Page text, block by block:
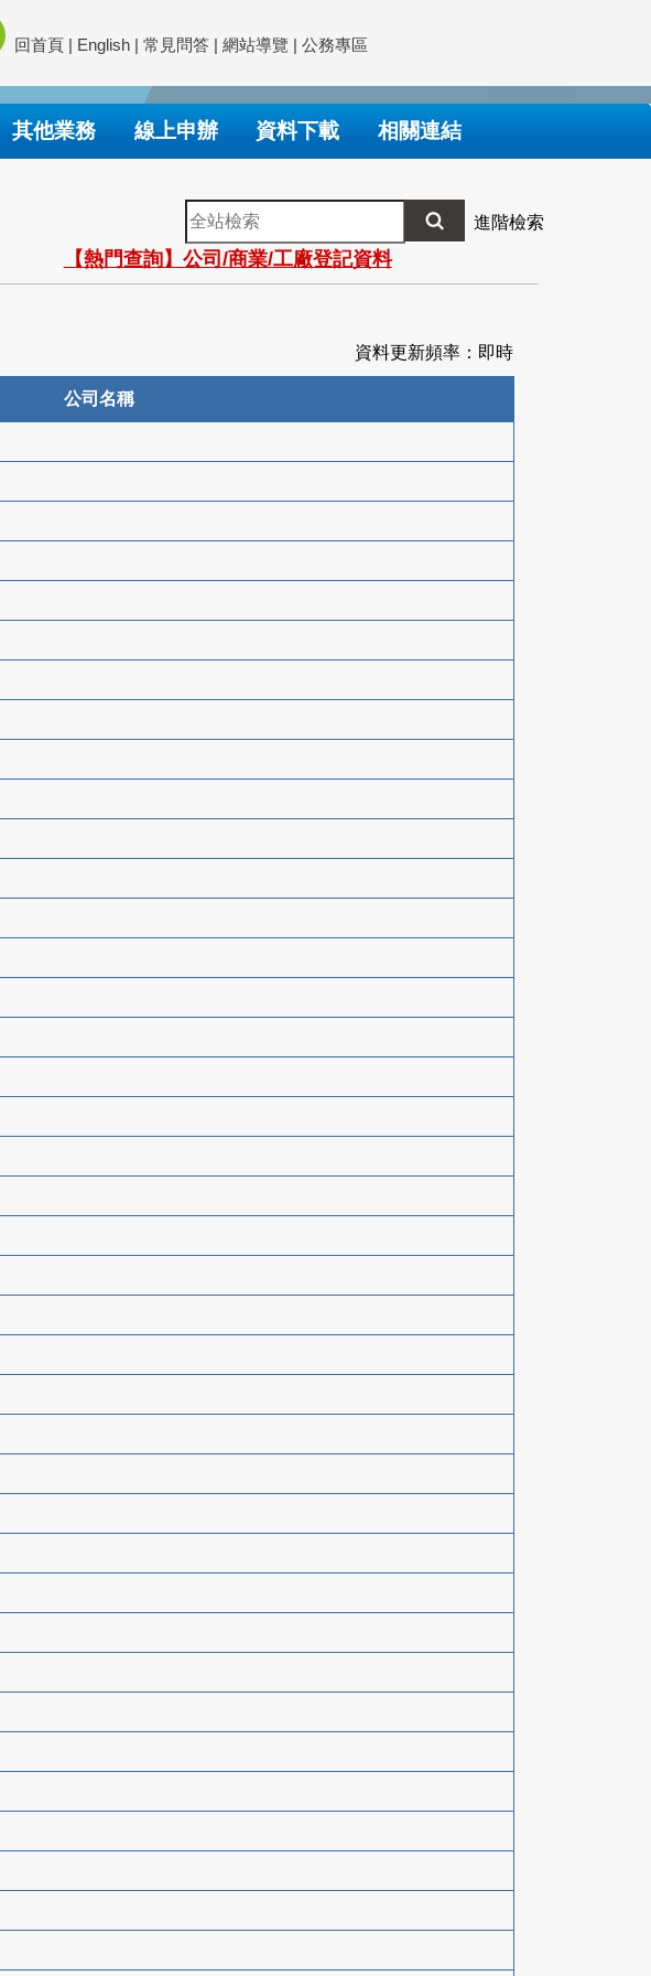
回首頁 | English | 常見問答 | 網站導覽 | 公務專區
其他業務 線上申辦 資料下載 相關連結
全
站
檢
索
進階檢索
【熱門查詢】公司/商業/工廠登記資料
資料更新頻率：即時
公司名稱